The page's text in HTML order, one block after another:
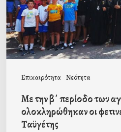
Επικαιρότητα Νεότητα
αγοριών
ολοκληρώθηκαν
οι
φετινές
Με την β΄ περίοδο των
ολοκληρώθηκαν οι
Ταϋγέτης